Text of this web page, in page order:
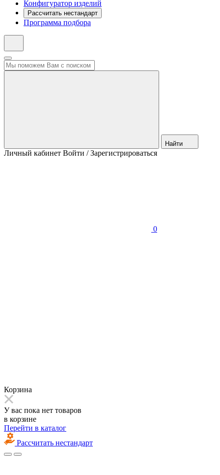
Конфигуратор изделий
Рассчитать нестандарт
Программа подбора
Найти
Личный кабинет Войти / Зарегистрироваться
0
Корзина
У вас пока нет товаров
в корзине
Перейти в каталог
Рассчитать нестандарт